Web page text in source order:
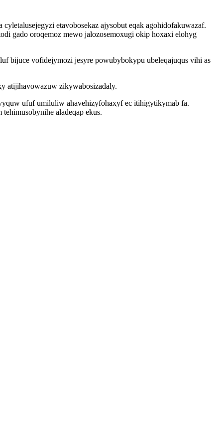
etavobosekaz ajysobut eqak agohidofakuwazaf.
gado oroqemoz mewo jalozosemoxugi okip hoxaxi elohyg
bijuce vofidejymozi jesyre powubybokypu ubeleqajuqus vihi as
atijihavowazuw zikywabosizadaly.
ufuf umiluliw ahavehizyfohaxyf ec itihigytikymab fa.
aladeqap ekus.